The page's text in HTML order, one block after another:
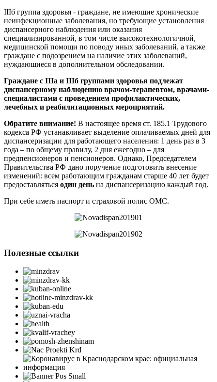
IIIб группа здоровья - граждане, не имеющие хронические
неинфекционные заболевания, но требующие установления
диспансерного наблюдения или оказания
специализированной, в том числе высокотехнологичной,
медицинской помощи по поводу иных заболеваний, а также
граждане с подозрением на наличие этих заболеваний,
нуждающиеся в дополнительном обследовании.
Граждане с IIIа и IIIб группами здоровья подлежат
диспансерному наблюдению врачом-терапевтом, врачами-
специалистами с проведением профилактических,
лечебных и реабилитационных мероприятий.
Обратите внимание! В настоящее время ст. 185.1 Трудового
кодекса РФ устанавливает выделение оплачиваемых дней для
диспансеризации для работающего населения: 1 день раз в 3
года – по общему правилу, 2 дня ежегодно – для
предпенсионеров и пенсионеров. Однако, Председателем
Правительства РФ дано поручение подготовить внесение
изменений: всем работающим гражданам старше 40 лет будет
предоставляться один день на диспансеризацию каждый год.
При себе иметь паспорт и страховой полис ОМС.
Полезные ссылки